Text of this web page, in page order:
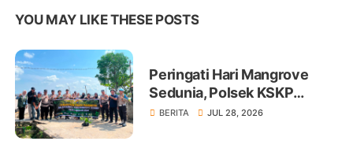
YOU MAY LIKE THESE POSTS
Peringati Hari Mangrove
Sedunia, Polsek KSKP
Tembilahan Tanam 100 Bibit
BERITA JUL 28, 2026